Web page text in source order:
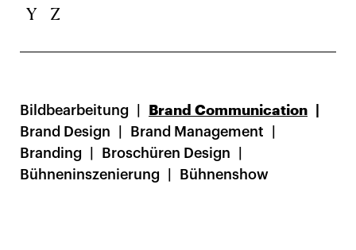
Y
Z
Bildbearbeitung
Brand Communication
Brand Design
Brand Management
Branding
Broschüren Design
Bühneninszenierung
Bühnenshow